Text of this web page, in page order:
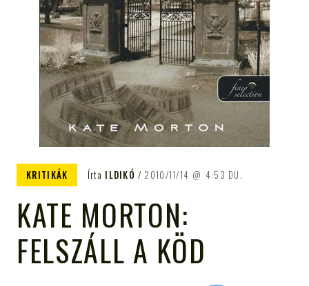
KRITIKÁK Írta ILDIKÓ 2010/11/14 4:53 DU.
KATE MORTON:
FELSZÁLL A KÖD